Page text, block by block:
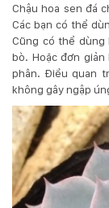
168
Võ
Chí
Công
-
Hòa
Quý
TP.
Đà
Nẵng
Chậu hoa sen đá
Các bạn có thể
Cũng có thể dùng
bò. Hoặc đơn
phân. Điều quan
không gây ngập